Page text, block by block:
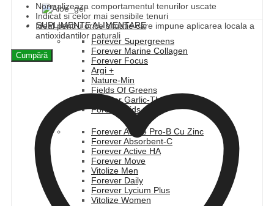
SUPLIMENTE ALIMENTARE
Forever Supergreens
Forever Marine Collagen
Forever Focus
Argi +
Nature-Min
Fields Of Greens
Forever Garlic-Thyme
Forever Kids
Forever Active Pro-B Cu Zinc
Forever Absorbent-C
Forever Active HA
Forever Move
Vitolize Men
Forever Daily
Forever Lycium Plus
Vitolize Women
Normalizeaza comportamentul tenurilor uscate
Indicat si celor mai sensibile tenuri
Ideal pentru orice situatie care impune aplicarea locala a
antioxidantilor naturali
Cumpără